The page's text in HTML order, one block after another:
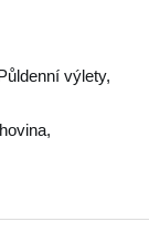
výlety,
,